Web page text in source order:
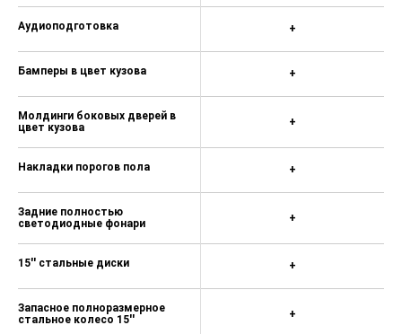
Аудиоподготовка
Бамперы в цвет кузова
Молдинги боковых дверей в
цвет кузова
Накладки порогов пола
Задние полностью
светодиодные фонари
15'' стальные диски
Запасное полноразмерное
стальное колесо 15''
+
+
+
+
+
+
+